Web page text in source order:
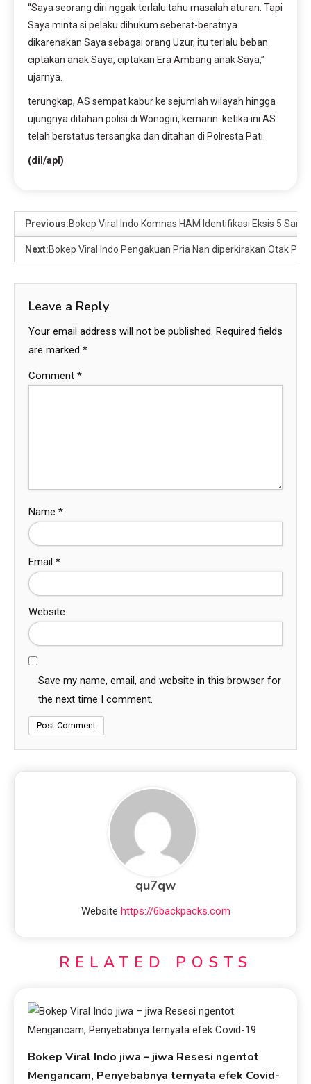
“Saya seorang diri nggak terlalu tahu masalah aturan. Tapi
Saya minta si pelaku dihukum seberat-beratnya.
dikarenakan Saya sebagai orang Uzur, itu terlalu beban
ciptakan anak Saya, ciptakan Era Ambang anak Saya,”
ujarnya.
terungkap, AS sempat kabur ke sejumlah wilayah hingga
ujungnya ditahan polisi di Wonogiri, kemarin. ketika ini AS
telah berstatus tersangka dan ditahan di Polresta Pati.
(dil/apl)
Previous:Bokep Viral Indo Komnas HAM Identifikasi Eksis 5
Next:Bokep Viral Indo Pengakuan Pria Nan diperkirakan Otak
Leave a Reply
Your email address will not be published. Required fields
are marked *
Comment *
Name *
Email *
Website
Save my name, email, and website in this browser for
the next time I comment.
qu7qw
Website https://6backpacks.com
RELATED POSTS
Bokep Viral Indo jiwa – jiwa Resesi ngentot
Mengancam, Penyebabnya ternyata efek Covid-